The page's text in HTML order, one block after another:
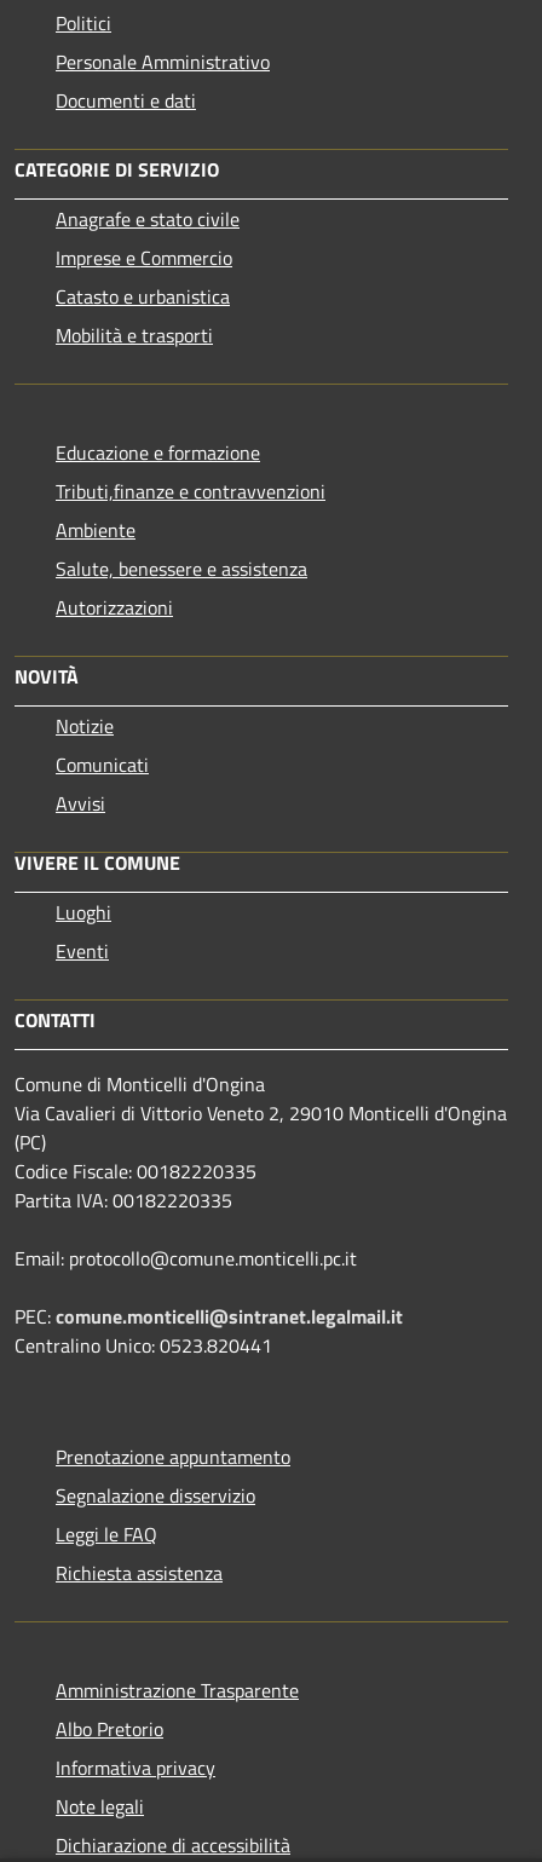
Politici
Personale Amministrativo
Documenti e dati
CATEGORIE DI SERVIZIO
Anagrafe e stato civile
Imprese e Commercio
Catasto e urbanistica
Mobilità e trasporti
Educazione e formazione
Tributi,finanze e contravvenzioni
Ambiente
Salute, benessere e assistenza
Autorizzazioni
NOVITÀ
Notizie
Comunicati
Avvisi
VIVERE IL COMUNE
Luoghi
Eventi
CONTATTI
Comune di Monticelli d'Ongina
Via Cavalieri di Vittorio Veneto 2, 29010 Monticelli d'Ongina
(PC)
Codice Fiscale: 00182220335
Partita IVA: 00182220335
Email: protocollo@comune.monticelli.pc.it
PEC:comune.monticelli@sintranet.legalmail.it
Centralino Unico: 0523.820441
Prenotazione appuntamento
Segnalazione disservizio
Leggi le FAQ
Richiesta assistenza
Amministrazione Trasparente
Albo Pretorio
Informativa privacy
Note legali
Dichiarazione di accessibilità